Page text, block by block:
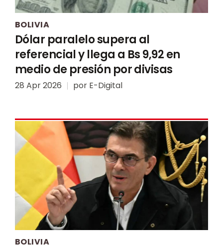
BOLIVIA
Dólar paralelo supera al
referencial y llega a Bs 9,92 en
medio de presión por divisas
28 Apr 2026 por E-Digital
BOLIVIA